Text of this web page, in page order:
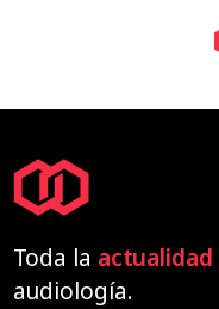
Toda la actualidad
audiología.